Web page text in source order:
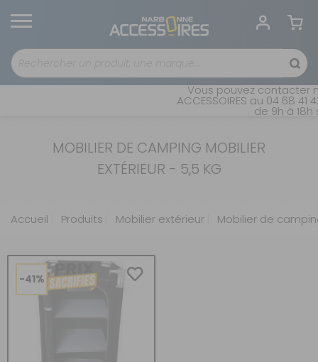
Vous pouvez contacter
ACCESSOIRES au 04 68
de 9h à
MOBILIER DE CAMPING MOBILIER
EXTÉRIEUR - 5,5 KG
Accueil Produits Mobilier extérieur Mobilier de
-41%